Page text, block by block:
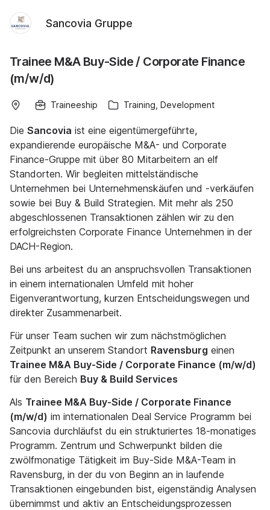
Sancovia Gruppe
Trainee M&A Buy-Side / Corporate Finance
(m/w/d)
Traineeship Training, Development
Die Sancovia ist eine eigentümergeführte,
expandierende europäische M&A- und Corporate
Finance-Gruppe mit über 80 Mitarbeitern an elf
Standorten. Wir begleiten mittelständische
Unternehmen bei Unternehmenskäufen und -verkäufen
sowie bei Buy & Build Strategien. Mit mehr als 250
abgeschlossenen Transaktionen zählen wir zu den
erfolgreichsten Corporate Finance Unternehmen in der
DACH-Region.
Bei uns arbeitest du an anspruchsvollen Transaktionen
in einem internationalen Umfeld mit hoher
Eigenverantwortung, kurzen Entscheidungswegen und
direkter Zusammenarbeit.
Für unser Team suchen wir zum nächstmöglichen
Zeitpunkt an unserem Standort Ravensburg einen
Trainee M&A Buy-Side / Corporate Finance (m/w/d)
für den Bereich Buy & Build Services
Als Trainee M&A Buy-Side / Corporate Finance
(m/w/d) im internationalen Deal Service Programm bei
Sancovia durchläufst du ein strukturiertes 18-monatiges
Programm. Zentrum und Schwerpunkt bilden die
zwölfmonatige Tätigkeit im Buy-Side M&A-Team in
Ravensburg, in der du von Beginn an in laufende
Transaktionen eingebunden bist, eigenständig Analysen
übernimmst und aktiv an Entscheidungsprozessen